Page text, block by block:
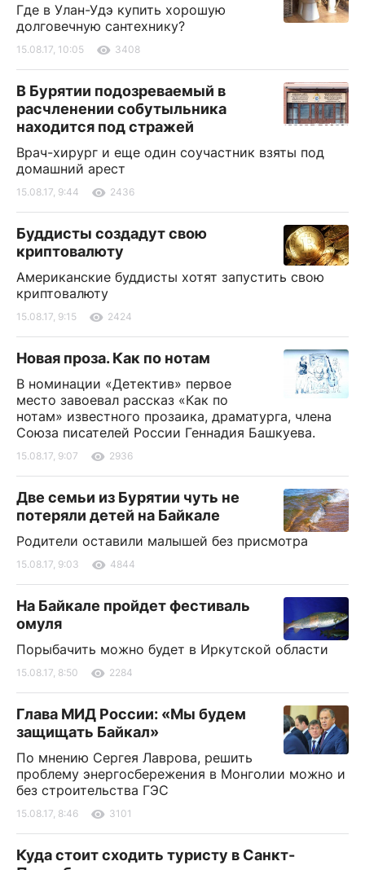
Где в Улан-Удэ купить хорошую
долговечную сантехнику?
15.08.17, 10:05 3408
В Бурятии подозреваемый в
расчленении собутыльника
находится под стражей
Врач-хирург и еще один соучастник взяты под
домашний арест
15.08.17, 9:44 2436
Буддисты создадут свою
криптовалюту
Американские буддисты хотят запустить свою
криптовалюту
15.08.17, 9:15 2424
Новая проза. Как по нотам
В номинации «Детектив» первое
место завоевал рассказ «Как по
нотам» известного прозаика, драматурга, члена
Союза писателей России Геннадия Башкуева.
15.08.17, 9:07 2936
Две семьи из Бурятии чуть не
потеряли детей на Байкале
Родители оставили малышей без присмотра
15.08.17, 9:03 4844
На Байкале пройдет фестиваль
омуля
Порыбачить можно будет в Иркутской области
15.08.17, 8:50 2284
Глава МИД России: «Мы будем
защищать Байкал»
По мнению Сергея Лаврова, решить
проблему энергосбережения в Монголии можно и
без строительства ГЭС
15.08.17, 8:46 3101
Куда стоит сходить туристу в Санкт-